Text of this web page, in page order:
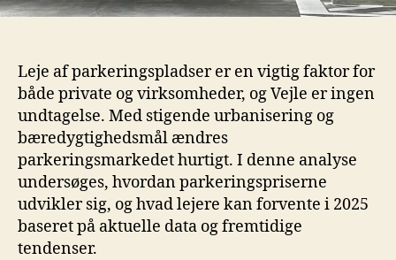
Leje af parkeringspladser er en vigtig faktor for
både private og virksomheder, og Vejle er ingen
undtagelse. Med stigende urbanisering og
bæredygtighedsmål ændres
parkeringsmarkedet hurtigt. I denne analyse
undersøges, hvordan parkeringspriserne
udvikler sig, og hvad lejere kan forvente i 2025
baseret på aktuelle data og fremtidige
tendenser.